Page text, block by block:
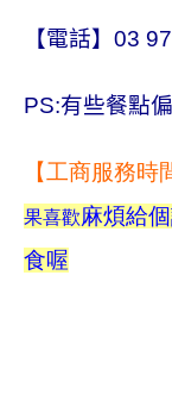
【電話】03
PS:有些餐點
【工商服務時
果喜歡麻煩給
食喔